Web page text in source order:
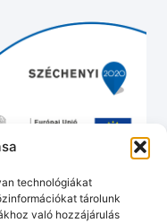
technológiákat
tárolunk
való hozzájárulás